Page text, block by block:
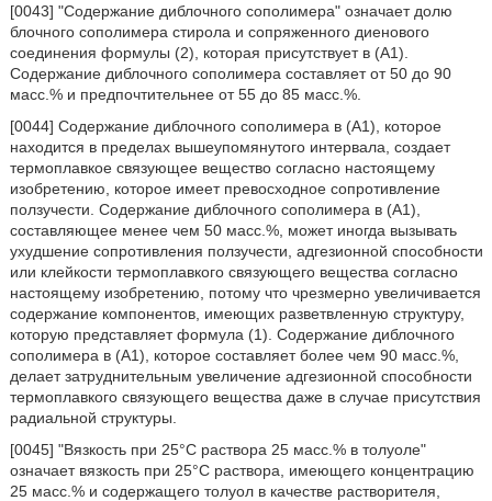
[0043] "Содержание диблочного сополимера" означает долю
блочного сополимера стирола и сопряженного диенового
соединения формулы (2), которая присутствует в (A1).
Содержание диблочного сополимера составляет от 50 до 90
масс.% и предпочтительнее от 55 до 85 масс.%.
[0044] Содержание диблочного сополимера в (A1), которое
находится в пределах вышеупомянутого интервала, создает
термоплавкое связующее вещество согласно настоящему
изобретению, которое имеет превосходное сопротивление
ползучести. Содержание диблочного сополимера в (A1),
составляющее менее чем 50 масс.%, может иногда вызывать
ухудшение сопротивления ползучести, адгезионной способности
или клейкости термоплавкого связующего вещества согласно
настоящему изобретению, потому что чрезмерно увеличивается
содержание компонентов, имеющих разветвленную структуру,
которую представляет формула (1). Содержание диблочного
сополимера в (A1), которое составляет более чем 90 масс.%,
делает затруднительным увеличение адгезионной способности
термоплавкого связующего вещества даже в случае присутствия
радиальной структуры.
[0045] "Вязкость при 25°C раствора 25 масс.% в толуоле"
означает вязкость при 25°C раствора, имеющего концентрацию
25 масс.% и содержащего толуол в качестве растворителя,